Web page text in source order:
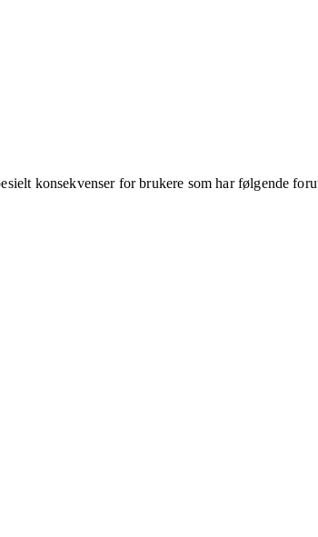
konsekvenser for brukere som har følgende